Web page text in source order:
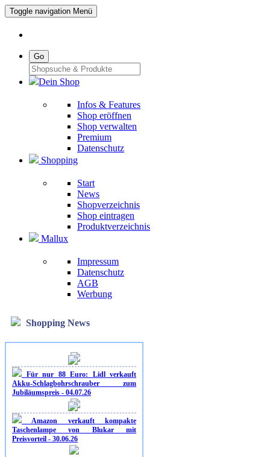
Toggle navigation Menü
Go
Dein Shop
Infos & Features
Shop eröffnen
Shop verwalten
Premium
Datenschutz
Shopping
Start
News
Shopverzeichnis
Shop eintragen
Produktverzeichnis
Mallux
Impressum
Datenschutz
AGB
Werbung
Shopping News
Für nur 88 Euro: Lidl verkauft
Akku-Schlagbohrschrauber zum
Jubiläumspreis - 04.07.26
Amazon verkauft kompakte
Taschenlampe von Blukar mit
Preisvorteil - 30.06.26